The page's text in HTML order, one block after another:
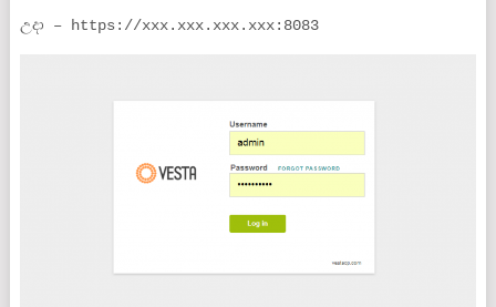
උදා – https://xxx.xxx.xxx.xxx:8083